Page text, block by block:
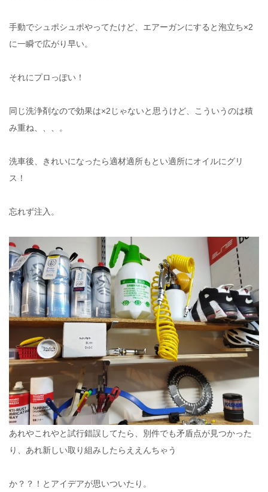
手動でシュポシュポやってたけど、エアーガンにすると泡立ち×2
に一瞬で広がり早い。
それにプロっぽい！
同じ洗浄剤なので効果は×2じゃないと思うけど、こういうのは積
み重ね、、、。
洗車後、きれいになったら適材適所もとい適所にオイルにグリ
ス！
忘れず注入。
あれやこれやと試行錯誤してたら、別件でも矛盾点が見つかった
り、あれ新しい取り組みしたらええんちゃう
か？？！とアイデアが思いついたり。